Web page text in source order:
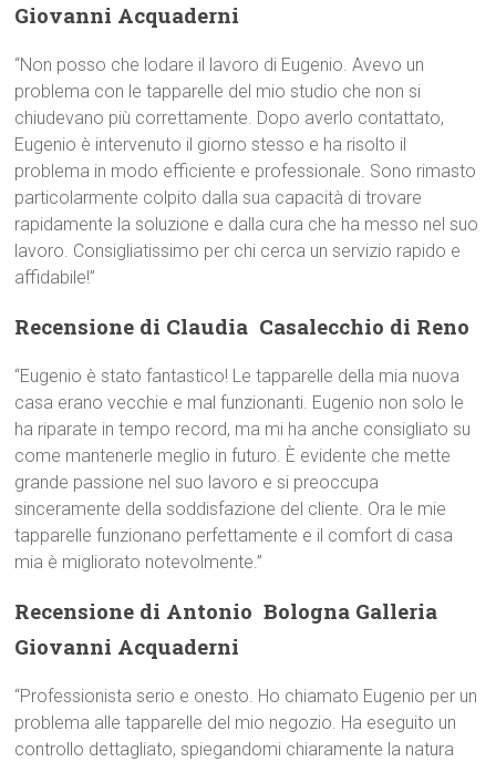
Giovanni Acquaderni
“Non posso che lodare il lavoro di Eugenio. Avevo un
problema con le tapparelle del mio studio che non si
chiudevano più correttamente. Dopo averlo contattato,
Eugenio è intervenuto il giorno stesso e ha risolto il
problema in modo efficiente e professionale. Sono rimasto
particolarmente colpito dalla sua capacità di trovare
rapidamente la soluzione e dalla cura che ha messo nel suo
lavoro. Consigliatissimo per chi cerca un servizio rapido e
affidabile!”
Recensione di Claudia  Casalecchio di Reno
“Eugenio è stato fantastico! Le tapparelle della mia nuova
casa erano vecchie e mal funzionanti. Eugenio non solo le
ha riparate in tempo record, ma mi ha anche consigliato su
come mantenerle meglio in futuro. È evidente che mette
grande passione nel suo lavoro e si preoccupa
sinceramente della soddisfazione del cliente. Ora le mie
tapparelle funzionano perfettamente e il comfort di casa
mia è migliorato notevolmente.”
Recensione di Antonio  Bologna Galleria
Giovanni Acquaderni
“Professionista serio e onesto. Ho chiamato Eugenio per un
problema alle tapparelle del mio negozio. Ha eseguito un
controllo dettagliato, spiegandomi chiaramente la natura